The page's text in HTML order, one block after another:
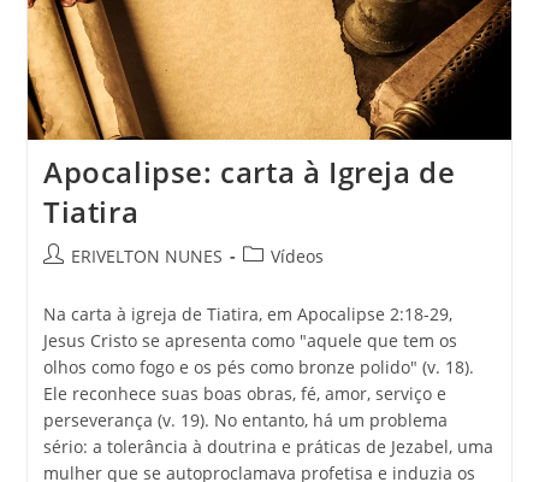
Apocalipse: carta à Igreja de
Tiatira
ERIVELTON NUNES Vídeos
Na carta à igreja de Tiatira, em Apocalipse 2:18-29,
Jesus Cristo se apresenta como "aquele que tem os
olhos como fogo e os pés como bronze polido" (v. 18).
Ele reconhece suas boas obras, fé, amor, serviço e
perseverança (v. 19). No entanto, há um problema
sério: a tolerância à doutrina e práticas de Jezabel, uma
mulher que se autoproclamava profetisa e induzia os